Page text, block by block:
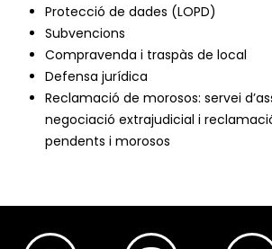
Protecció de dades (LOPD)
Subvencions
Compravenda i traspàs de local
Defensa jurídica
Reclamació de morosos: servei
negociació extrajudicial i
pendents i morosos